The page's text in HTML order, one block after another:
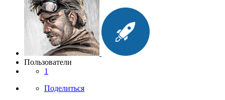
Пользователи
1
Поделиться